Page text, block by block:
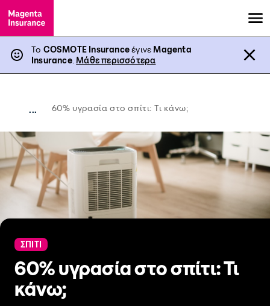
Το COSMOTE InsuranceέγινεMagenta
Insurance. Μάθε περισσότερα
... 60% υγρασία στο σπίτι: Τι κάνω;
ΣΠΙΤΙ
60% υγρασία στο σπίτι: Τι
κάνω;